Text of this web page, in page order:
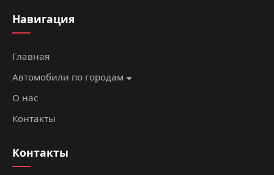
Навигация
Главная
Автомобили по городам
О нас
Контакты
Контакты